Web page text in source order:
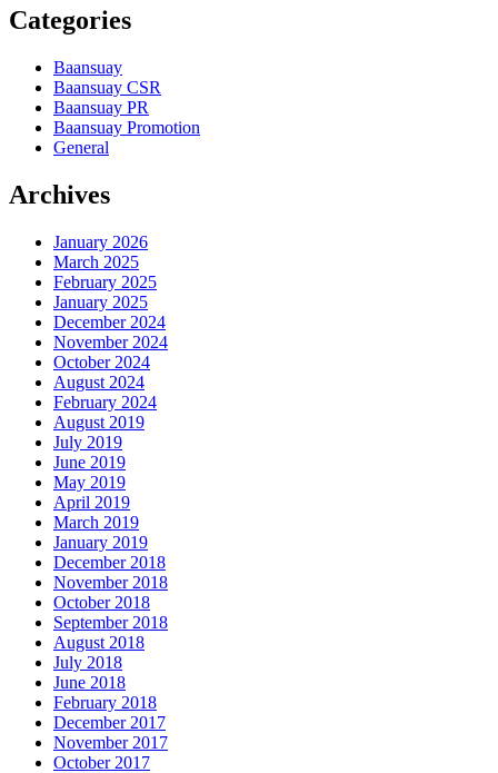
Categories
Baansuay
Baansuay CSR
Baansuay PR
Baansuay Promotion
General
Archives
January 2026
March 2025
February 2025
January 2025
December 2024
November 2024
October 2024
August 2024
February 2024
August 2019
July 2019
June 2019
May 2019
April 2019
March 2019
January 2019
December 2018
November 2018
October 2018
September 2018
August 2018
July 2018
June 2018
February 2018
December 2017
November 2017
October 2017